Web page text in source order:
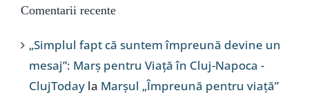
Comentarii recente
„Simplul fapt că suntem împreună devine un
mesaj”: Marș pentru Viață în Cluj-Napoca -
ClujToday la Marșul „Împreună pentru viață”